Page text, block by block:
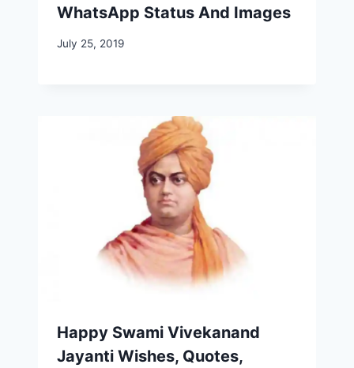
WhatsApp Status And Images
July 25, 2019
Happy Swami Vivekanand
Jayanti Wishes, Quotes,